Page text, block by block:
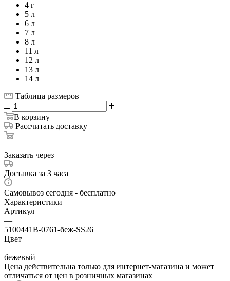
4 г
5 л
6 л
7 л
8 л
11 л
12 л
13 л
14 л
Таблица размеров
В корзину
Рассчитать доставку
Заказать через
Доставка за 3 часа
Самовывоз сегодня - бесплатно
Характеристики
Артикул
—
5100441B-0761-беж-SS26
Цвет
—
бежевый
Цена действительна только для интернет-магазина и может
отличаться от цен в розничных магазинах